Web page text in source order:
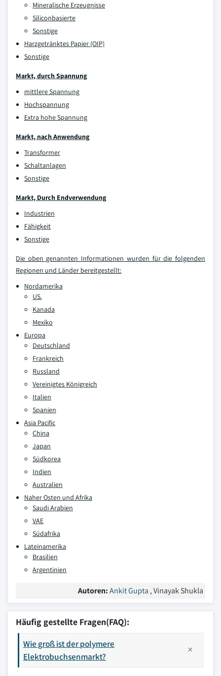
Mineralische Erzeugnisse
Siliconbasierte
Sonstige
Harzgetränktes Papier (OIP)
Sonstige
Markt, durch Spannung
mittlere Spannung
Hochspannung
Extra hohe Spannung
Markt, nach Anwendung
Transformer
Schaltanlagen
Sonstige
Markt, Durch Endverwendung
Industrien
Fähigkeit
Sonstige
Die oben genannten Informationen wurden für die folgenden
Regionen und Länder bereitgestellt:
Nordamerika
US.
Kanada
Mexiko
Europa
Deutschland
Frankreich
Russland
Vereinigtes Königreich
Italien
Spanien
Asia Pacific
China
Japan
Südkorea
Indien
Australien
Naher Osten und Afrika
Saudi Arabien
VAE
Südafrika
Lateinamerika
Brasilien
Argentinien
Autoren:Ankit Gupta , Vinayak Shukla
Häufig gestellte Fragen(FAQ):
Wie groß ist der polymere
Elektrobuchsenmarkt?